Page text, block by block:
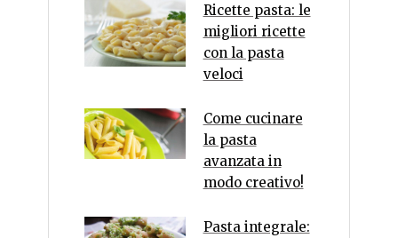
Ricette pasta: le
migliori ricette
con la pasta
veloci
Come cucinare
la pasta
avanzata in
modo creativo!
Pasta integrale: